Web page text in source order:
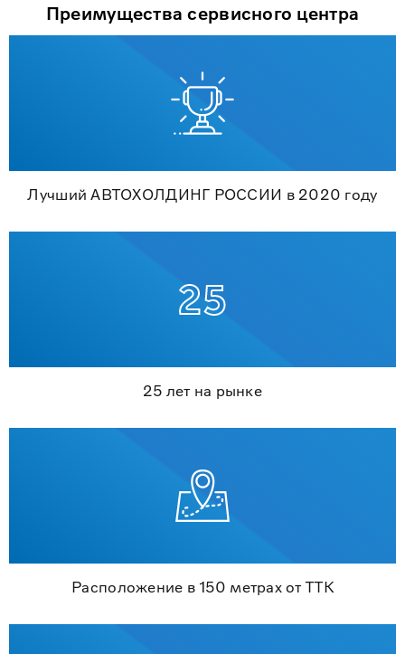
Преимущества сервисного центра
Лучший АВТОХОЛДИНГ РОССИИ в 2020 году
25 лет на рынке
Расположение в 150 метрах от ТТК